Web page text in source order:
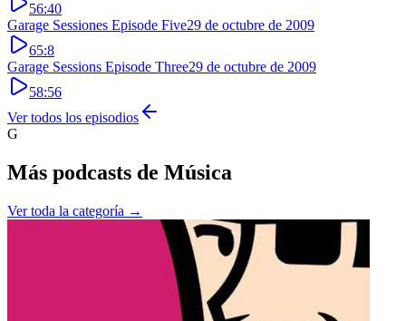
56:40
Garage Sessiones Episode Five29 de octubre de 2009
65:8
Garage Sessions Episode Three29 de octubre de 2009
58:56
Ver todos los episodios
G
Más podcasts de Música
Ver toda la categoría →